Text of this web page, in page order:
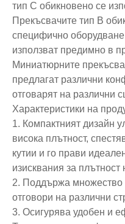
тип C обикновено се
Прекъсвачите тип B
специфично
използват предимно в
Миниатюрните
предлагат различни
отговарят на различни
Характеристики на
1. Компактният дизайн
висока плътност,
кутии и го прави
изисквания за
2. Поддържа множество
отговори на различни
3. Осигурява удобен и